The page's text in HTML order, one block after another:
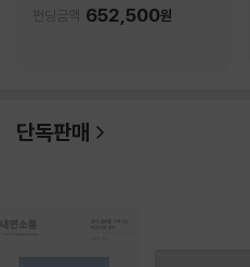
펀딩금액 652,500원
단독판매